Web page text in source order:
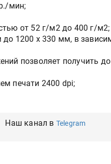
мин;
от 52 г/м2 до 400 г/м2;
1200 x 330 мм, в
позволяет получить
печати 2400 dpi;
Наш канал в Telegram